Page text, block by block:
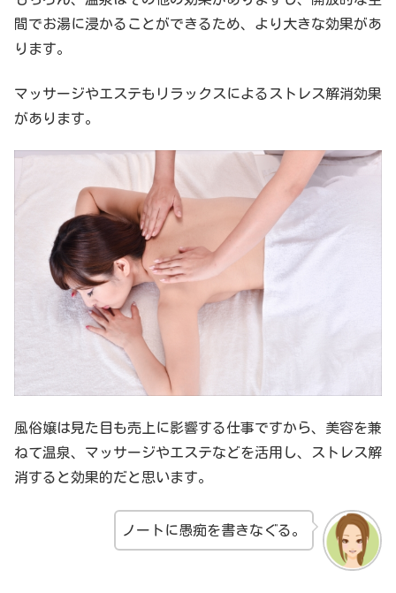
間でお湯に浸かることができるため、より大きな効果があ
ります。
マッサージやエステもリラックスによるストレス解消効果
があります。
風俗嬢は見た目も売上に影響する仕事ですから、美容を兼
ねて温泉、マッサージやエステなどを活用し、ストレス解
消すると効果的だと思います。
ノートに愚痴を書きなぐる。